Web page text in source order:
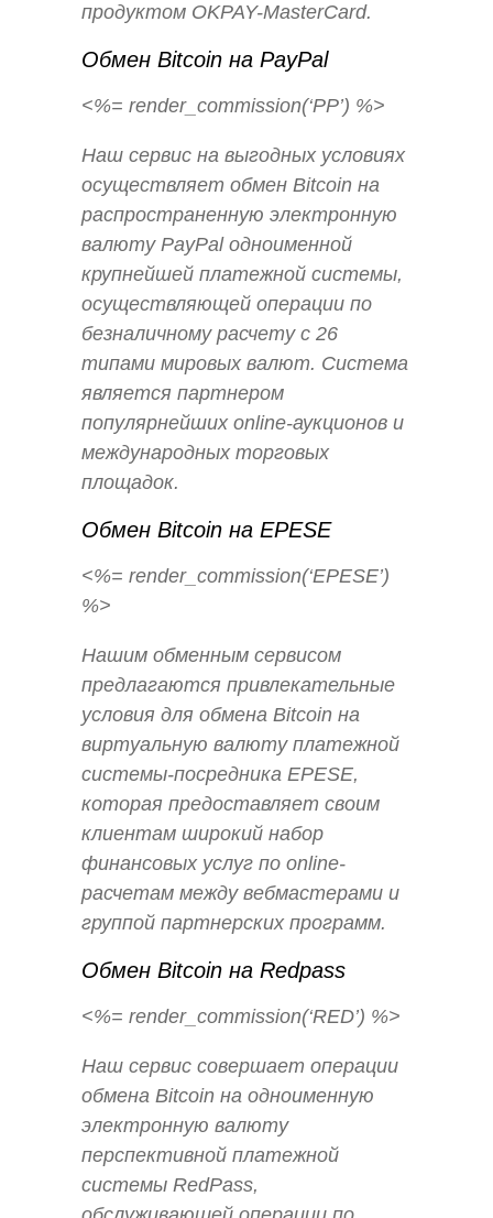
продуктом OKPAY-MasterCard.
Обмен Bitcoin на PayPal
<%= render_commission(‘PP’) %>
Наш сервис на выгодных условиях
осуществляет обмен Bitcoin на
распространенную электронную
валюту PayPal одноименной
крупнейшей платежной системы,
осуществляющей операции по
безналичному расчету с 26
типами мировых валют. Система
является партнером
популярнейших online-аукционов и
международных торговых
площадок.
Обмен Bitcoin на EPESE
<%= render_commission(‘EPESE’)
%>
Нашим обменным сервисом
предлагаются привлекательные
условия для обмена Bitcoin на
виртуальную валюту платежной
системы-посредника EPESE,
которая предоставляет своим
клиентам широкий набор
финансовых услуг по online-
расчетам между вебмастерами и
группой партнерских программ.
Обмен Bitcoin на Redpass
<%= render_commission(‘RED’) %>
Наш сервис совершает операции
обмена Bitcoin на одноименную
электронную валюту
перспективной платежной
системы RedPass,